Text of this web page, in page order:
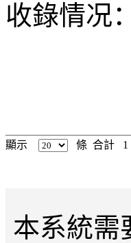
收錄情况：
顯示 條 合計
本系統需